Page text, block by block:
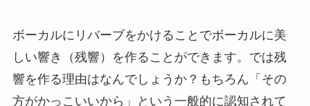
ボーカルにリバーブをかけることでボーカルに美
しい響き（残響）を作ることができます。では残
響を作る理由はなんでしょうか？もちろん「その
方がかっこいいから」という一般的に認知されて